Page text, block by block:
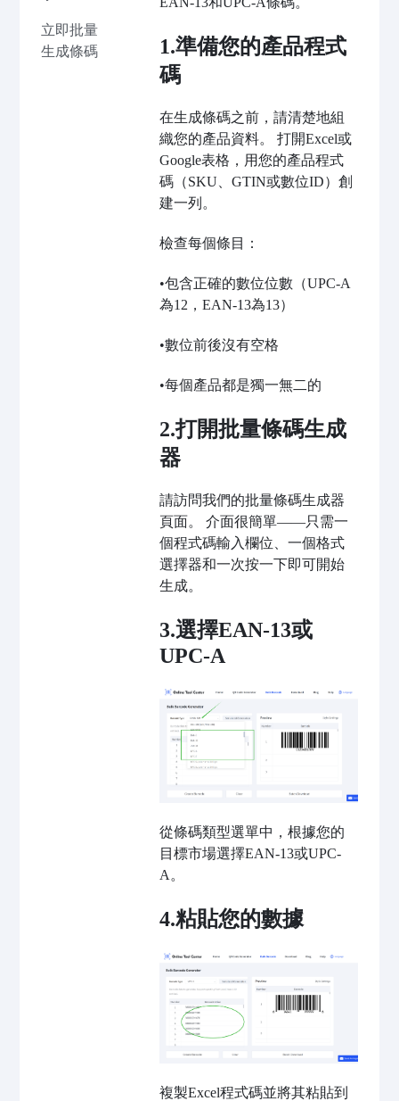
立即批量
生成條碼
1.準備您的產品程式
碼
在生成條碼之前，請清楚地組
織您的產品資料。 打開Excel或
Google表格，用您的產品程式
碼（SKU、GTIN或數位ID）創
建一列。
檢查每個條目：
•包含正確的數位位數（UPC-A
為12，EAN-13為13）
•數位前後沒有空格
•每個產品都是獨一無二的
2.打開批量條碼生成
器
請訪問我們的批量條碼生成器
頁面。 介面很簡單——只需一
個程式碼輸入欄位、一個格式
選擇器和一次按一下即可開始
生成。
3.選擇EAN-13或
UPC-A
從條碼類型選單中，根據您的
目標市場選擇EAN-13或UPC-
A。
4.粘貼您的數據
複製Excel程式碼並將其粘貼到